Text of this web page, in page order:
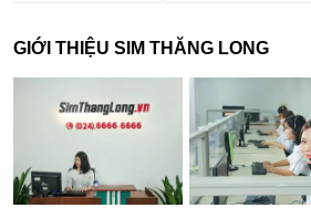
GIỚI THIỆU SIM THĂNG LONG